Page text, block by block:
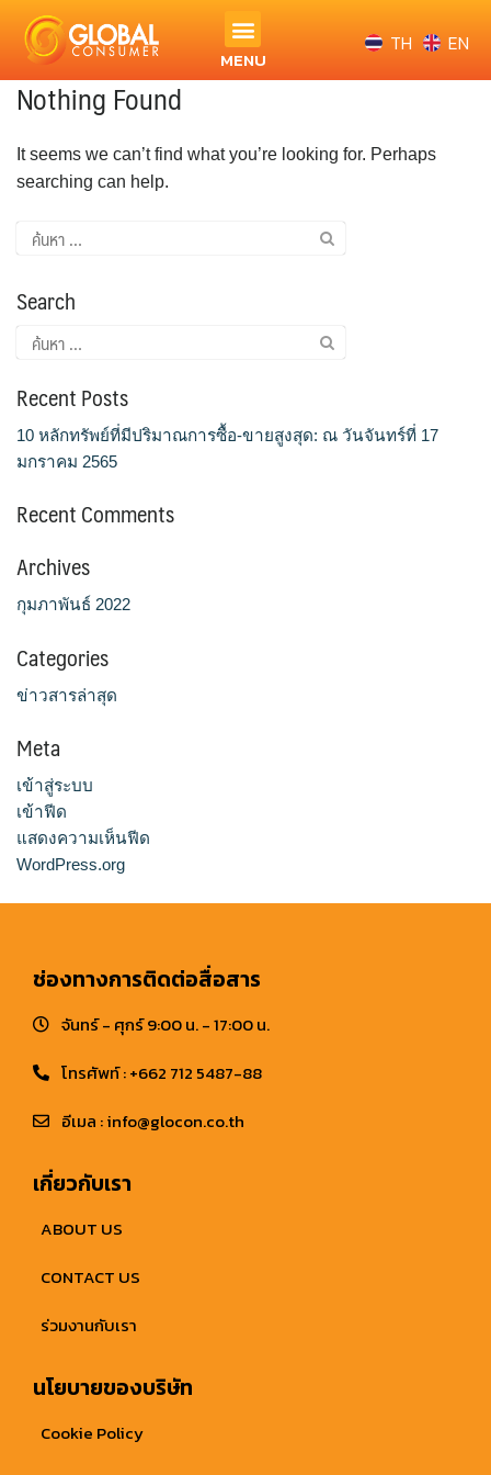
MENU
TH EN
Nothing Found
It seems we can’t find what you’re looking for. Perhaps
searching can help.
Search
Recent Posts
10 หลักทรัพย์ที่มีปริมาณการซื้อ-ขายสูงสุด: ณ วันจันทร์ที่ 17
มกราคม 2565
Recent Comments
Archives
กุมภาพันธ์ 2022
Categories
ข่าวสารล่าสุด
Meta
เข้าสู่ระบบ
เข้าฟีด
แสดงความเห็นฟีด
WordPress.org
ช่องทางการติดต่อสื่อสาร
จันทร์ - ศุกร์ 9:00 น. - 17:00 น.
โทรศัพท์ : +662 712 5487-88
อีเมล : info@glocon.co.th
เกี่ยวกับเรา
ABOUT US
CONTACT US
ร่วมงานกับเรา
นโยบายของบริษัท
Cookie Policy